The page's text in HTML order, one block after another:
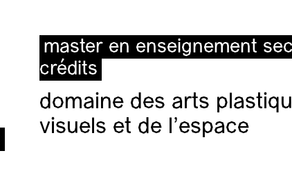
master en enseignement
crédits
domaine des arts
visuels et de l’espace